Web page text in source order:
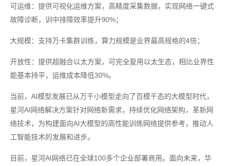
可运维：提供可视化运维方案，高精度采集数据，实现网络一键式
故障诊断，训中排障效率提升90%；
大规模：支持万卡集群训练，算力规模是业界最高规格的4倍；
开放性：提供超融合以太方案，可完全复用以太生态，相比业界性
能基本持平，运维成本降低30%。
当前，AI模型发展已从万千小模型走向了百模千态的大模型时代，
星河AI网络解决方案针对网络新需求，持续优化网络架构，革新网
络技术，为构建面向AI大模型的高性能训练网络提供参考，推动人
工智能技术的发展和进步。
目前，星河AI网络已在全球100多个企业部署商用。面向未来，华